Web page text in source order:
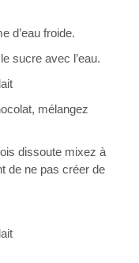
d’eau froide.
sucre avec l’eau.
mélangez
dissoute mixez à
de ne pas créer de